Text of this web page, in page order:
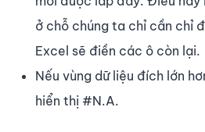
ở chỗ chúng ta chỉ cần chỉ
Excel sẽ điền các ô còn lại.
Nếu vùng dữ liệu đích lớn
hiển thị #N.A.